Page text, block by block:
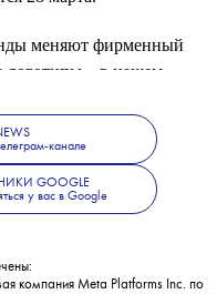
меняют фирменный
логотипы – в нашем
канале
GOOGLE
у вас в Google
компания Meta Platforms Inc. по